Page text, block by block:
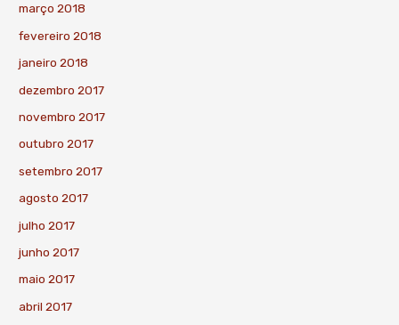
março 2018
fevereiro 2018
janeiro 2018
dezembro 2017
novembro 2017
outubro 2017
setembro 2017
agosto 2017
julho 2017
junho 2017
maio 2017
abril 2017